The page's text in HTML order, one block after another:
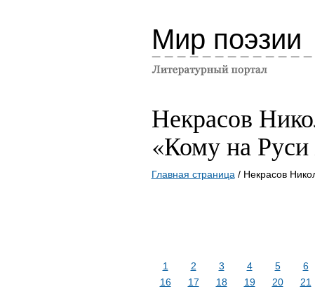
Мир поэзии
Некрасов
«Кому на
Главная страница / Некрасов
1 2 3 4 5 6
16
17 18 19 20 21